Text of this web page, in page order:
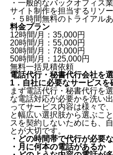
・一般的なバックオフィス
サイト制作を担当するリソ
・５時間無料のトライアル
料金プラン
12時間/月：35,000円
20時間/月：55,000円
30時間/月：78,000円
50時間/月：125,000円
無料一括見積依頼
電話代行・秘書代行会社を
1．自社に必要なサービスを
まず電話代行・秘書代行を
な電話対応が必要かを洗い
ってサービス内容は様々で
と幅広い選択肢から選ぶこ
スを契約しないためにも、
とが大切です。
・どの時間帯で代行が必要
・月に何本の電話があるか